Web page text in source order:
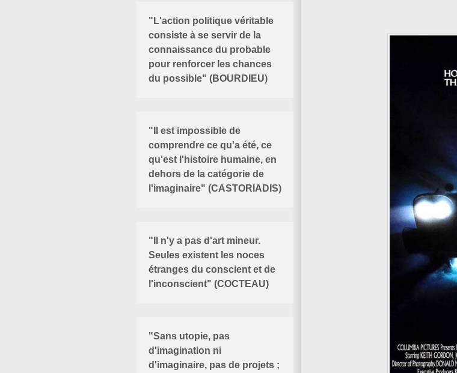
"L'action politique véritable
consiste à se servir de la
connaissance du probable
pour renforcer les chances
du possible" (BOURDIEU)
"Il est impossible de
comprendre ce qu'a été, ce
qu'est l'histoire humaine, en
dehors de la catégorie de
l'imaginaire" (CASTORIADIS)
"Il n'y a pas d'art mineur.
Seules existent les noces
étranges du conscient et de
l'inconscient" (COCTEAU)
"Sans utopie, pas
d'imagination ni
d'imaginaire, pas de projets ;